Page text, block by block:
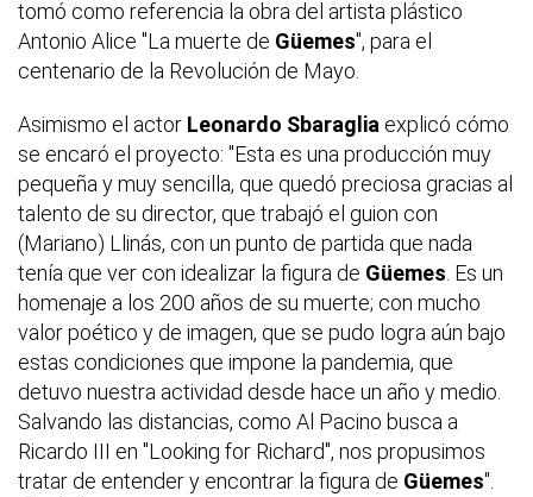
tomó como referencia la obra del artista plástico
Antonio Alice "La muerte de Güemes", para el
centenario de la Revolución de Mayo.
Asimismo el actor Leonardo Sbaraglia explicó cómo
se encaró el proyecto: "Esta es una producción muy
pequeña y muy sencilla, que quedó preciosa gracias al
talento de su director, que trabajó el guion con
(Mariano) Llinás, con un punto de partida que nada
tenía que ver con idealizar la figura de Güemes. Es un
homenaje a los 200 años de su muerte; con mucho
valor poético y de imagen, que se pudo logra aún bajo
estas condiciones que impone la pandemia, que
detuvo nuestra actividad desde hace un año y medio.
Salvando las distancias, como Al Pacino busca a
Ricardo III en "Looking for Richard", nos propusimos
tratar de entender y encontrar la figura de Güemes".